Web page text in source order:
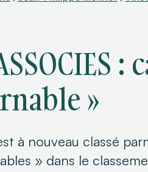
:
»
à nouveau classé
» dans le